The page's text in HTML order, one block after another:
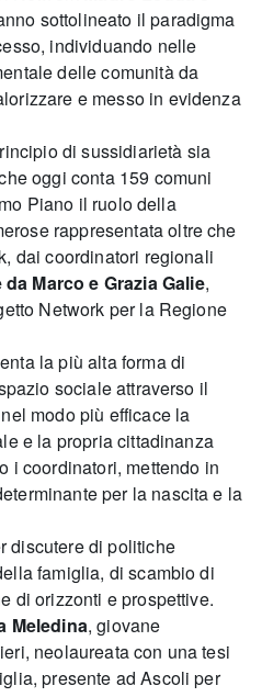
sottolineato il paradigma
individuando nelle
delle comunità da
e messo in evidenza
di sussidiarietà sia
oggi conta 159 comuni
Piano il ruolo della
rappresentata oltre che
dai coordinatori regionali
Marco e Grazia Galie,
Network per la Regione
la più alta forma di
sociale attraverso il
modo più efficace la
e la propria cittadinanza
i coordinatori, mettendo in
per la nascita e la
discutere di politiche
famiglia, di scambio di
di orizzonti e prospettive.
Meledina, giovane
neolaureata con una tesi
presente ad Ascoli per